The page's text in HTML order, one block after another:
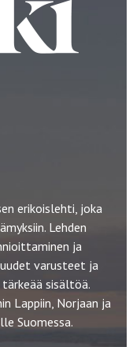
erikoislehti, joka
Lehden
ja
varusteet ja
sisältöä.
Lappiin, Norjaan ja
Suomessa.